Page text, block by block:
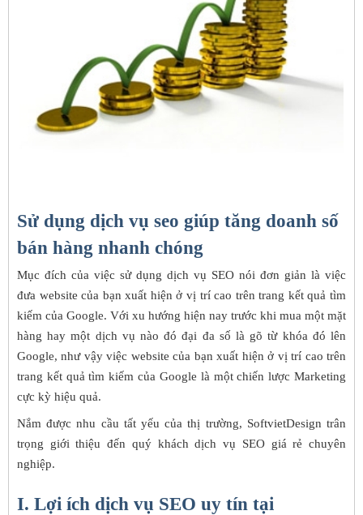
Sử dụng dịch vụ seo giúp tăng doanh số
bán hàng nhanh chóng
Mục đích của việc sử dụng dịch vụ SEO nói đơn giản là việc
đưa website của bạn xuất hiện ở vị trí cao trên trang kết quả tìm
kiếm của Google. Với xu hướng hiện nay trước khi mua một mặt
hàng hay một dịch vụ nào đó đại đa số là gõ từ khóa đó lên
Google, như vậy việc website của bạn xuất hiện ở vị trí cao trên
trang kết quả tìm kiếm của Google là một chiến lược Marketing
cực kỳ hiệu quả.
Nắm được nhu cầu tất yếu của thị trường, SoftvietDesign trân
trọng giới thiệu đến quý khách dịch vụ SEO giá rẻ chuyên
nghiệp.
I. Lợi ích dịch vụ SEO uy tín tại